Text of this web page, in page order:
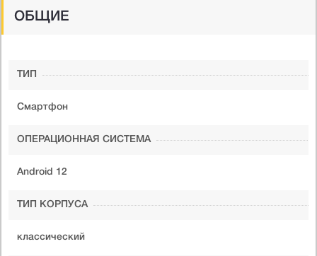
ОБЩИЕ
ТИП
Cмартфон
ОПЕРАЦИОННАЯ СИСТЕМА
Android 12
ТИП КОРПУСА
классический